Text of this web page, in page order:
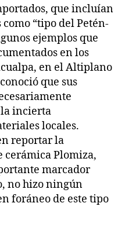
que incluían
“tipo del Petén-
ejemplos que
en los
en el Altiplano
que sus
incierta
locales.
reportar la
cerámica Plomiza,
marcador
no hizo ningún
foráneo de este tipo